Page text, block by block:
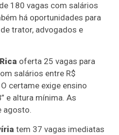
180 vagas com salários
há oportunidades para
trator, advogados e
oferta 25 vagas para
salários entre R$
certame exige ensino
e altura mínima. As
agosto.
tem 37 vagas imediatas